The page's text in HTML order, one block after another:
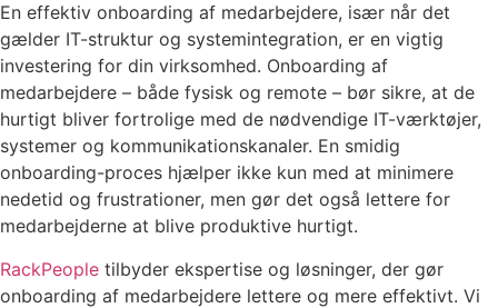
En effektiv onboarding af medarbejdere, især når det
gælder IT-struktur og systemintegration, er en vigtig
investering for din virksomhed. Onboarding af
medarbejdere – både fysisk og remote – bør sikre, at de
hurtigt bliver fortrolige med de nødvendige IT-værktøjer,
systemer og kommunikationskanaler. En smidig
onboarding-proces hjælper ikke kun med at minimere
nedetid og frustrationer, men gør det også lettere for
medarbejderne at blive produktive hurtigt.
RackPeople tilbyder ekspertise og løsninger, der gør
onboarding af medarbejdere lettere og mere effektivt. Vi